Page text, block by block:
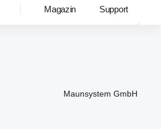
Magazin Support
Maunsystem GmbH